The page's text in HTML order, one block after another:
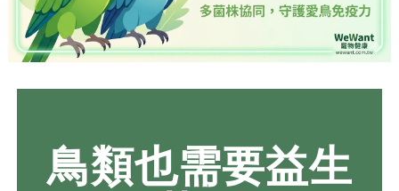
鳥類也需要益生